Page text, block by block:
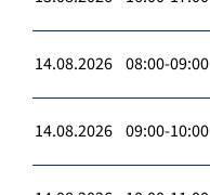
14.08.2026 08:00-09:00
14.08.2026 09:00-10:00